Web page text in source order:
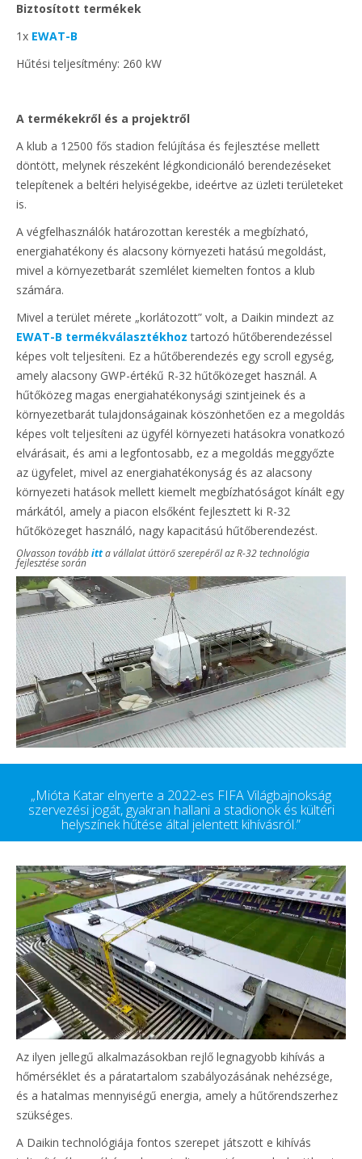
Biztosított termékek
1x EWAT-B
Hűtési teljesítmény: 260 kW
A termékekről és a projektről
A klub a 12500 fős stadion felújítása és fejlesztése mellett
döntött, melynek részeként légkondicionáló berendezéseket
telepítenek a beltéri helyiségekbe, ideértve az üzleti területeket
is.
A végfelhasználók határozottan keresték a megbízható,
energiahatékony és alacsony környezeti hatású megoldást,
mivel a környezetbarát szemlélet kiemelten fontos a klub
számára.
Mivel a terület mérete „korlátozott” volt, a Daikin mindezt az
EWAT-B termékválasztékhoz tartozó hűtőberendezéssel
képes volt teljesíteni. Ez a hűtőberendezés egy scroll egység,
amely alacsony GWP-értékű R-32 hűtőközeget használ. A
hűtőközeg magas energiahatékonysági szintjeinek és a
környezetbarát tulajdonságainak köszönhetően ez a megoldás
képes volt teljesíteni az ügyfél környezeti hatásokra vonatkozó
elvárásait, és ami a legfontosabb, ez a megoldás meggyőzte
az ügyfelet, mivel az energiahatékonyság és az alacsony
környezeti hatások mellett kiemelt megbízhatóságot kínált egy
márkától, amely a piacon elsőként fejlesztett ki R-32
hűtőközeget használó, nagy kapacitású hűtőberendezést.
Olvasson továbbitta vállalat úttörő szerepéről az R-32 technológia
fejlesztése során
„Mióta Katar elnyerte a 2022-es FIFA Világbajnokság
szervezési jogát, gyakran hallani a stadionok és kültéri
helyszínek hűtése által jelentett kihívásról.”
Az ilyen jellegű alkalmazásokban rejlő legnagyobb kihívás a
hőmérséklet és a páratartalom szabályozásának nehézsége,
és a hatalmas mennyiségű energia, amely a hűtőrendszerhez
szükséges.
A Daikin technológiája fontos szerepet játszott e kihívás